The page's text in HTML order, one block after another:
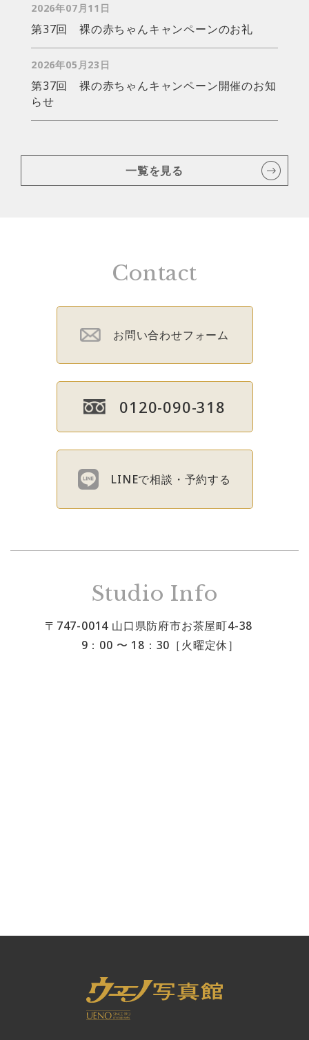
2026年07月11日
第37回 裸の赤ちゃんキャンペーンのお礼
2026年05月23日
第37回 裸の赤ちゃんキャンペーン開催のお知
らせ
一覧を見る
Contact
お問い合わせフォーム
0120-090-318
LINEで相談・予約する
Studio Info
〒747-0014 山口県防府市お茶屋町4-38
9：00 〜 18：30［火曜定休］